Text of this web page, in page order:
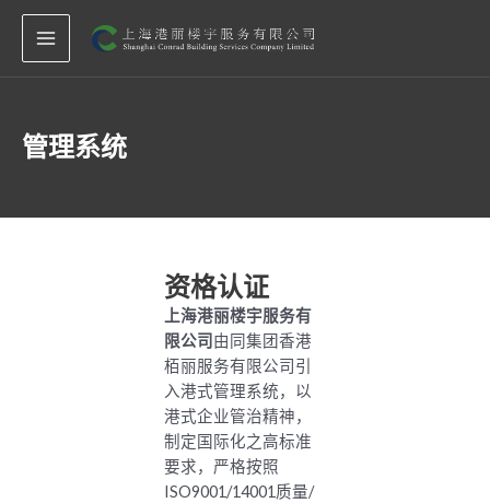
MAIN
MENU
管理系统
资格认证
上海港丽楼宇服务有
限公司 由同集团香港
栢丽服务有限公司引
入港式管理系统，以
港式企业管治精神，
制定国际化之高标准
要求，严格按照
ISO9001/14001质量/